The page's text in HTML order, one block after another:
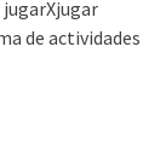
jugarXjugar
de actividades